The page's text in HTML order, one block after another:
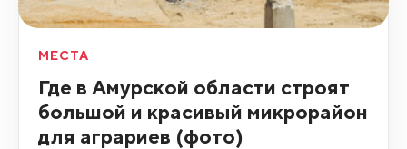
МЕСТА
Где в Амурской области строят
большой и красивый микрорайон
для аграриев (фото)